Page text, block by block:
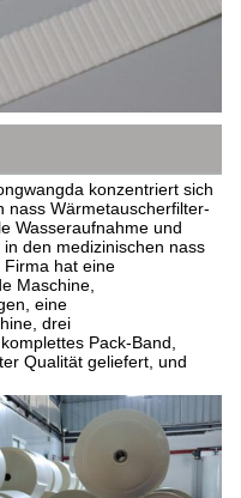
konzentriert sich
nass Wärmetauscherfilter-
Wasseraufnahme und
den medizinischen nass
Firma hat eine
Maschine,
eine
drei
Pack-Band,
Qualität geliefert, und